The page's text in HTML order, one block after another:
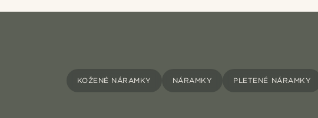
KOŽENÉ NÁRAMKY NÁRAMKY PLETENÉ NÁRAMKY